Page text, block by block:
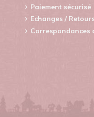
Paiement sécurisé
Echanges /
Correspondances